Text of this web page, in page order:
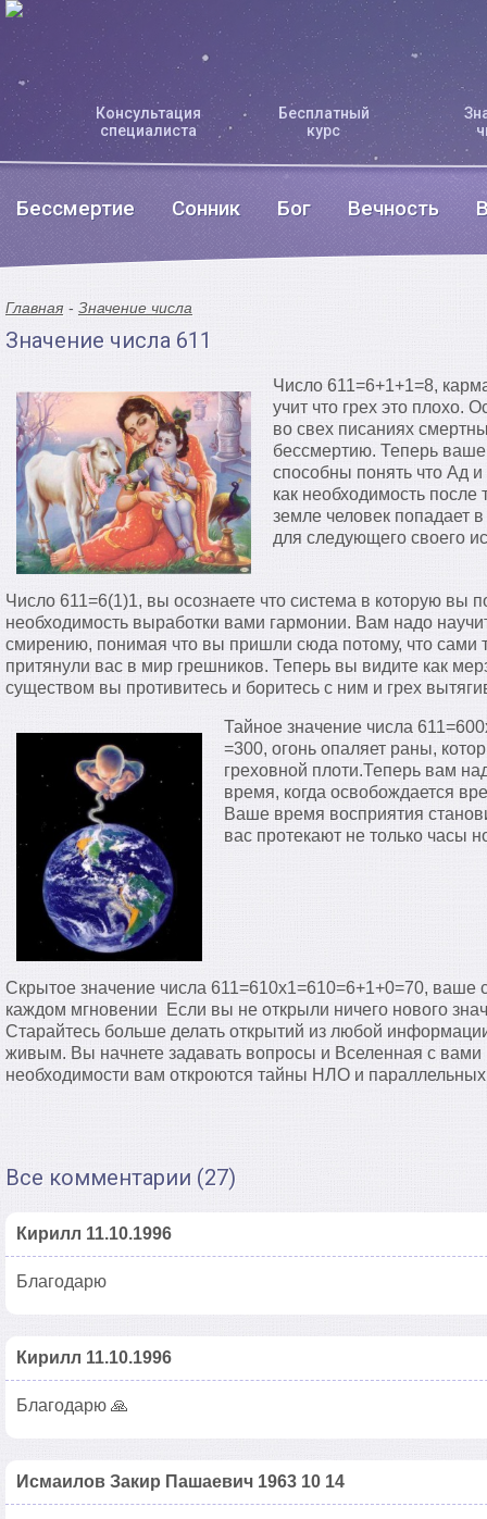
Консультация
специалиста
Бесплатный
курс
Бессмертие Сонник Бог Вечность
Главная Значение числа
Значение числа 611
Число 611=6+1+1=8,
учит что грех это плохо.
во свех писаниях
бессмертию. Теперь
способны понять что Ад
как необходимость
земле человек попадает в
для следующего своего
Число 611=6(1)1, вы осознаете что система в которую вы
необходимость выработки вами гармонии. Вам надо
смирению, понимая что вы пришли сюда потому, что сами
притянули вас в мир грешников. Теперь вы видите как
существом вы противитесь и боритесь с ним и грех
Тайное значение числа
=300, огонь опаляет раны,
греховной плоти.Теперь вам
время, когда освобождается
Ваше время восприятия
вас протекают не только часы
Скрытое значение числа 611=610х1=610=6+1+0=70, ваше
каждом мгновении Если вы не открыли ничего нового
Старайтесь больше делать открытий из любой
живым. Вы начнете задавать вопросы и Вселенная с вами
необходимости вам откроются тайны НЛО и параллельных
Все комментарии (27)
Кирилл 11.10.1996
Благодарю
Кирилл 11.10.1996
Благодарю 🙏
Исмаилов Закир Пашаевич 1963 10 14